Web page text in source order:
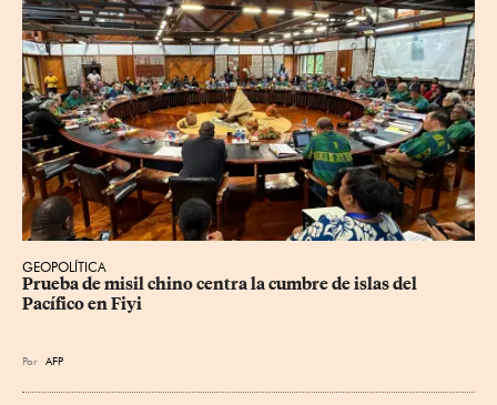
GEOPOLÍTICA
Prueba de misil chino centra la cumbre de islas del
Pacífico en Fiyi
Por AFP